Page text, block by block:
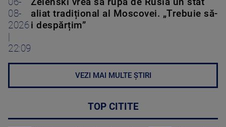
08-
2026
22:09
aliat tradițional al Moscovei. „Trebuie să-
i despărțim”
VEZI MAI MULTE ȘTIRI
TOP CITITE